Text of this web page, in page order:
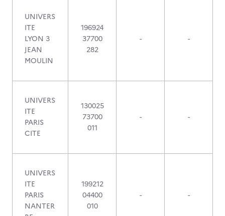
UNIVERS
ITE
LYON 3
JEAN
MOULIN
196924
37700
282
- -
UNIVERS
ITE
PARIS
CITE
130025
73700
011
- -
UNIVERS
ITE
PARIS
NANTER
199212
04400
010
- -